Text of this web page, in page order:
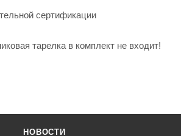
сертификации
тарелка в комплект не входит!
НОВОСТИ